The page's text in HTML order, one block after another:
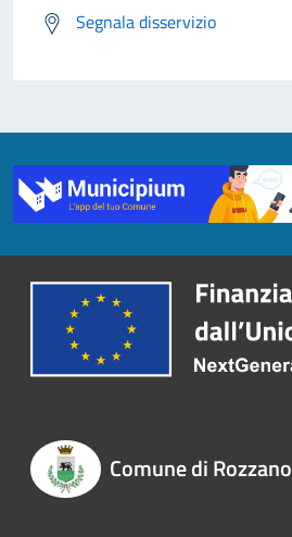
Segnala disservizio
Comune di Rozzano